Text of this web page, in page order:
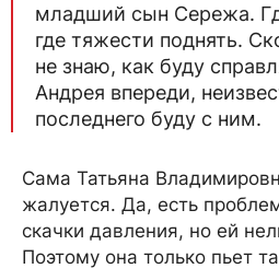
младший сын Сережа.
где тяжести поднять.
не знаю, как буду
Андрея впереди,
последнего буду с ним.
Сама Татьяна
жалуется. Да, есть
скачки давления, но ей
Поэтому она только пьет